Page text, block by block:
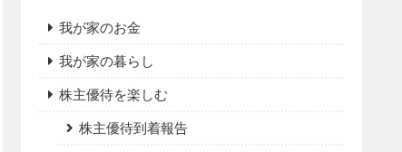
我が家のお金
我が家の暮らし
株主優待を楽しむ
株主優待到着報告